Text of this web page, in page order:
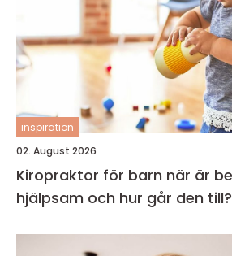
inspiration
02. August 2026
Kiropraktor för barn när är behandling
hjälpsam och hur går den till?